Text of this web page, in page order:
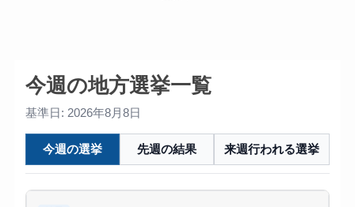
今週の地方選挙一覧
基準日: 2026年8月8日
今週の選挙 先週の結果 来週行われる選挙